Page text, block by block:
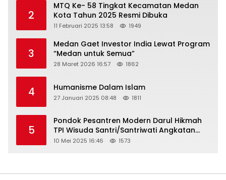
2
MTQ Ke- 58 Tingkat Kecamatan Medan
Kota Tahun 2025 Resmi Dibuka
11 Februari 2025 13:58 1949
3
Medan Gaet Investor India Lewat Program
“Medan untuk Semua”
28 Maret 2026 16:57 1862
4 Humanisme Dalam Islam
27 Januari 2025 08:48 1811
5
Pondok Pesantren Modern Darul Hikmah
TPI Wisuda Santri/Santriwati Angkatan
XXXIII
10 Mei 2025 16:46 1573